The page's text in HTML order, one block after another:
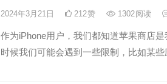
2024年3月21日 212赞 1302阅读
作为iPhone用户，我们都知道苹果商店
时候我们可能会遇到一些限制，比如某